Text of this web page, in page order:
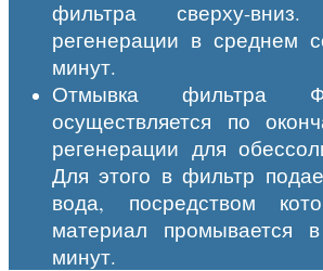
фильтра сверху-вниз.
регенерации в среднем
минут.
Отмывка фильтра
осуществляется по
регенерации для
Для этого в фильтр
вода, посредством
материал промывается
минут.